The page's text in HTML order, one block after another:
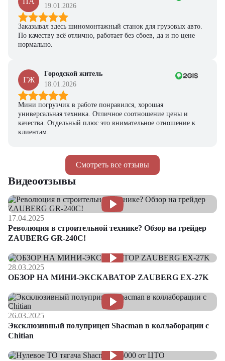
Смотреть все отзывы
19.01.2026
Заказывал здесь шиномонтажный станок для грузовых авто.
По качеству всё отлично, работает без сбоев, да и по цене
нормально.
ГЖ
Городской житель
18.01.2026
Мини погрузчик в работе понравился, хорошая
универсальная техника. Отличное соотношение цены и
качества. Отдельный плюс это внимательное отношение к
клиентам.
Видеоотзывы
17.04.2025
Революция в строительной технике? Обзор на грейдер
ZAUBERG GR-240C!
28.03.2025
ОБЗОР НА МИНИ-ЭКСКАВАТОР ZAUBERG EX-27K
26.03.2025
Эксклюзивный полуприцеп Shacman в коллаборации с
Chitian